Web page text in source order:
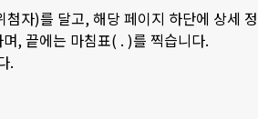
자)를 달고, 해당 페이지 하단에 상세
, 끝에는 마침표( . )를 찍습니다.
.